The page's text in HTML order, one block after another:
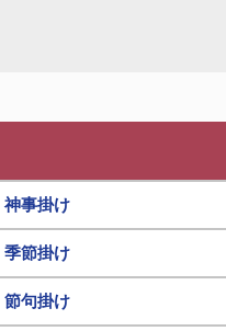
神事掛け
季節掛け
節句掛け